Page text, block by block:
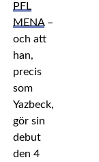
PFL
MENA–
och att
han,
precis
som
Yazbeck,
gör sin
debut
den 4